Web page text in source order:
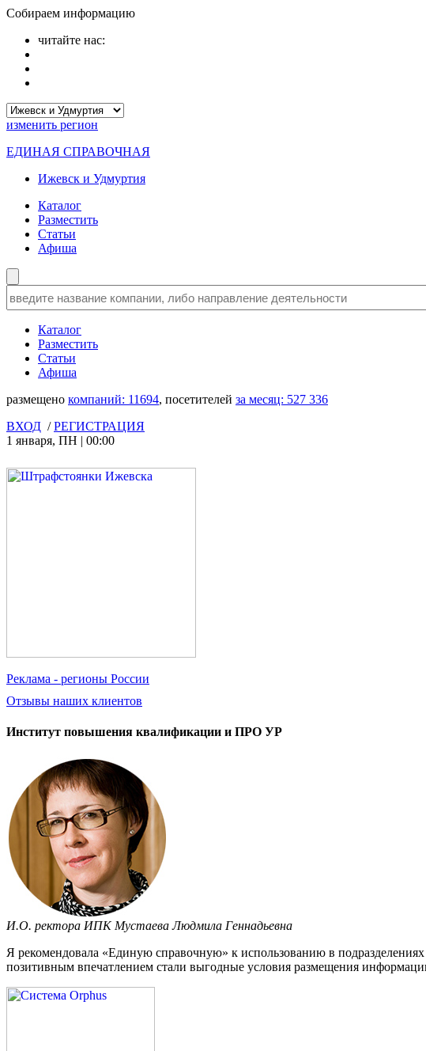
Собираем информацию
читайте нас:
изменить регион
ЕДИНАЯ СПРАВОЧНАЯ
Ижевск и Удмуртия
Каталог
Разместить
Статьи
Афиша
Каталог
Разместить
Статьи
Афиша
размещено компаний: 11694, посетителей за месяц: 527 336
ВХОД /РЕГИСТРАЦИЯ
1 января, ПН | 00:00
Реклама - регионы России
Отзывы наших клиентов
Институт повышения квалификации и ПРО УР
И.О. ректора ИПК Мустаева Людмила Геннадьевна
Я рекомендовала «Единую справочную» к использованию в
позитивным впечатлением стали выгодные условия размещения